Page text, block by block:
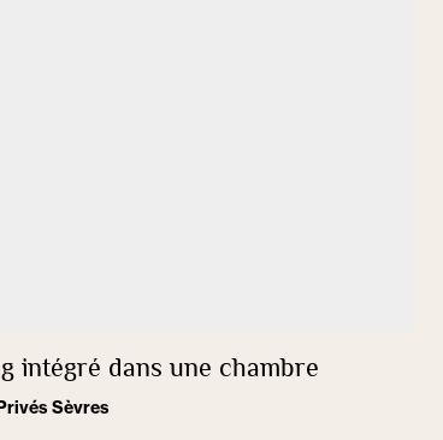
intégré dans une chambre
Sèvres